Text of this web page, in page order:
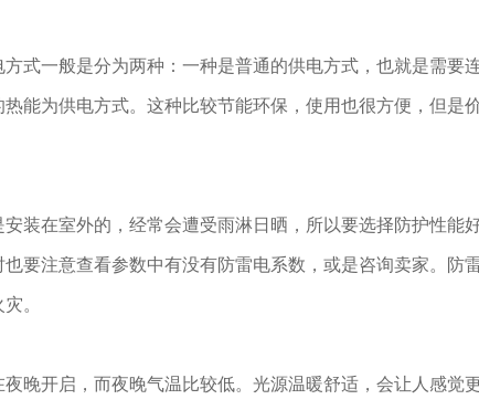
式一般是分为两种：一种是普通的供电方式，也就是需要
能为供电方式。这种比较节能环保，使用也很方便，但是
装在室外的，经常会遭受雨淋日晒，所以要选择防护性能
要注意查看参数中有没有防雷电系数，或是咨询卖家。防
。
晚开启，而夜晚气温比较低。光源温暖舒适，会让人感觉